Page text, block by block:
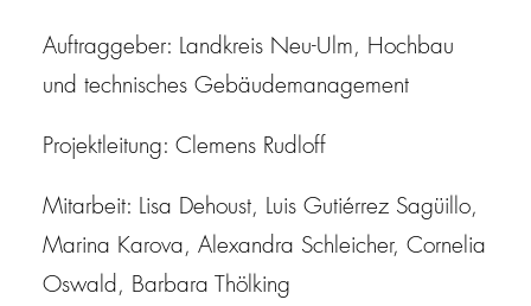
Auftraggeber: Landkreis Neu-Ulm, Hochbau
und technisches Gebäudemanagement
Projektleitung: Clemens Rudloff
Mitarbeit: Lisa Dehoust, Luis Gutiérrez Sagüillo,
Marina Karova, Alexandra Schleicher, Cornelia
Oswald, Barbara Thölking